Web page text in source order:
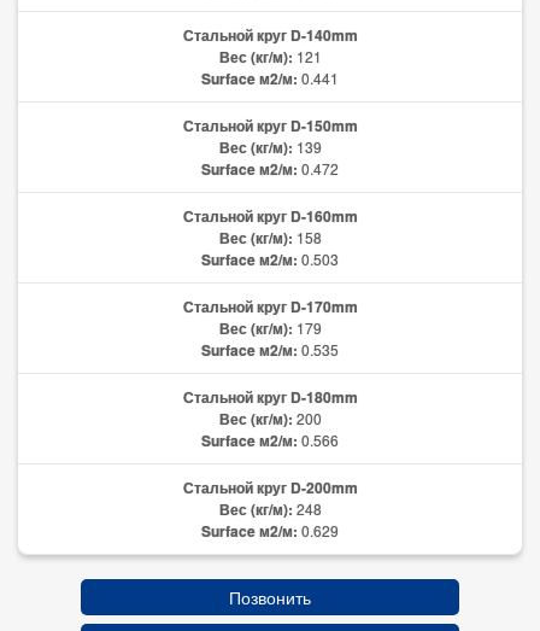
Стальной круг D-140mm
Вес (кг/м): 121
Surface м2/м: 0.441
Стальной круг D-150mm
Вес (кг/м): 139
Surface м2/м: 0.472
Стальной круг D-160mm
Вес (кг/м): 158
Surface м2/м: 0.503
Стальной круг D-170mm
Вес (кг/м): 179
Surface м2/м: 0.535
Стальной круг D-180mm
Вес (кг/м): 200
Surface м2/м: 0.566
Стальной круг D-200mm
Вес (кг/м): 248
Surface м2/м: 0.629
Позвонить